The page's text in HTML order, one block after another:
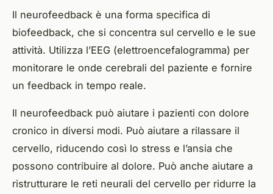
Il neurofeedback è una forma specifica di
biofeedback, che si concentra sul cervello e le sue
attività. Utilizza l’EEG (elettroencefalogramma) per
monitorare le onde cerebrali del paziente e fornire
un feedback in tempo reale.
Il neurofeedback può aiutare i pazienti con dolore
cronico in diversi modi. Può aiutare a rilassare il
cervello, riducendo così lo stress e l’ansia che
possono contribuire al dolore. Può anche aiutare a
ristrutturare le reti neurali del cervello per ridurre la